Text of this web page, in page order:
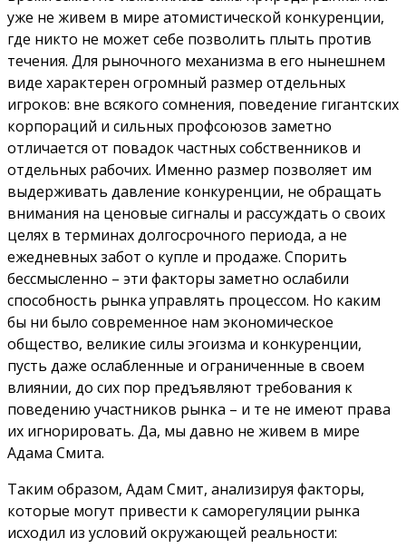
уже не живем в мире атомистической конкуренции,
где никто не может себе позволить плыть против
течения. Для рыночного механизма в его нынешнем
виде характерен огромный размер отдельных
игроков: вне всякого сомнения, поведение гигантских
корпораций и сильных профсоюзов заметно
отличается от повадок частных собственников и
отдельных рабочих. Именно размер позволяет им
выдерживать давление конкуренции, не обращать
внимания на ценовые сигналы и рассуждать о своих
целях в терминах долгосрочного периода, а не
ежедневных забот о купле и продаже. Спорить
бессмысленно – эти факторы заметно ослабили
способность рынка управлять процессом. Но каким
бы ни было современное нам экономическое
общество, великие силы эгоизма и конкуренции,
пусть даже ослабленные и ограниченные в своем
влиянии, до сих пор предъявляют требования к
поведению участников рынка – и те не имеют права
их игнорировать. Да, мы давно не живем в мире
Адама Смита.
Таким образом, Адам Смит, анализируя факторы,
которые могут привести к саморегуляции рынка
исходил из условий окружающей реальности: